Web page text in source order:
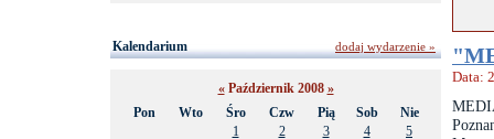
Data:
Kalendarium
«Październik 2008 »
Pon
Wto Śro Czw Pią Sob
Nie
1
2 3 4
5
dodaj wydarzenie »